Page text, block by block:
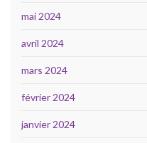
mai 2024
avril 2024
mars 2024
février 2024
janvier 2024